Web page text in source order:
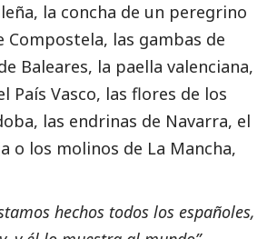
la concha de un peregrino
Compostela, las gambas de
Baleares, la paella valenciana,
País Vasco, las flores de los
las endrinas de Navarra, el
o los molinos de La Mancha,
hechos todos los españoles,